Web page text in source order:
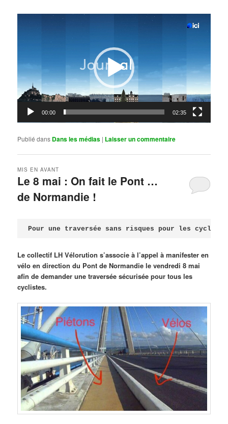
00:00 02:35
Publié dans Dans les médias | Laisser un commentaire
Le 8 mai : On fait le Pont …
de Normandie !
MIS EN AVANT
Pour une traversée sans risques pour les
Le collectif LH Vélorution s’associe à l’appel à manifester en
vélo en direction du Pont de Normandie le vendredi 8 mai
afin de demander une traversée sécurisée pour tous les
cyclistes.